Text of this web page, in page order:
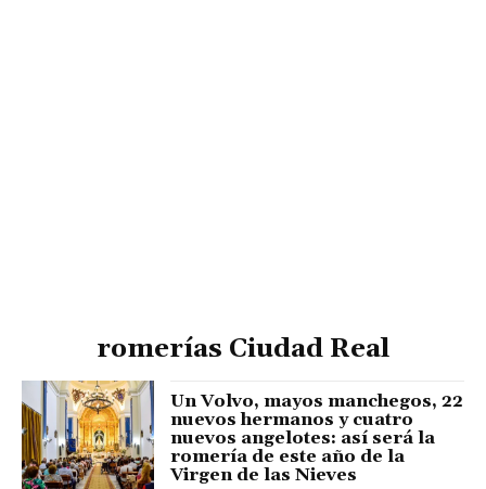
romerías Ciudad Real
Un Volvo, mayos manchegos, 22
nuevos hermanos y cuatro
nuevos angelotes: así será la
romería de este año de la
Virgen de las Nieves